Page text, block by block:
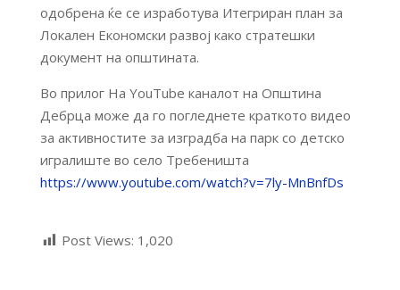
одобрена ќе се изработува Итегриран план за
Локален Економски развој како стратешки
документ на општината.
Во прилог На YouTube каналот на Општина
Дебрца може да го погледнете краткото видео
за активностите за изградба на парк со детско
игралиште во село Требеништа
https://www.youtube.com/watch?v=7ly-MnBnfDs
Post Views: 1,020